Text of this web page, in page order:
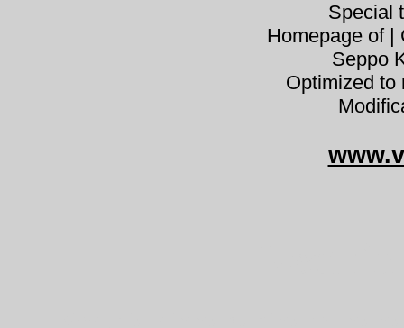
Special
Homepage of |
Seppo
Optimized to